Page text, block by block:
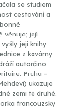
se studiem
cestování a
věnuje; její
její knihy
z kavárny
autorčino
Praha –
ukazuje
zemi té druhé.
francouzsky